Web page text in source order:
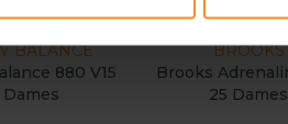
BALANCE
880 V15
Dames
BROOKS
Brooks
25 Dames